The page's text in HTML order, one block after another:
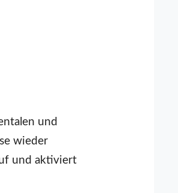
und
wieder
und aktiviert